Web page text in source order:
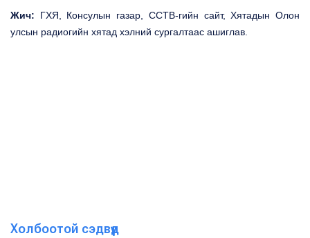
Жич: ГХЯ, Консулын газар, ССТВ-гийн сайт, Хятадын Олон
улсын радиогийн хятад хэлний сургалтаас ашиглав.
Холбоотой сэдвүүд